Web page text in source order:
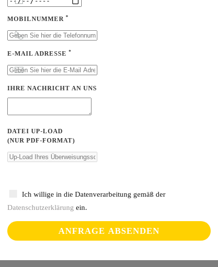
MOBILNUMMER *
E-MAIL ADRESSE *
IHRE NACHRICHT AN UNS
DATEI UP-LOAD
(NUR PDF-FORMAT)
Ich willige in die Datenverarbeitung gemäß der
Datenschutzerklärung ein.
ANFRAGE ABSENDEN